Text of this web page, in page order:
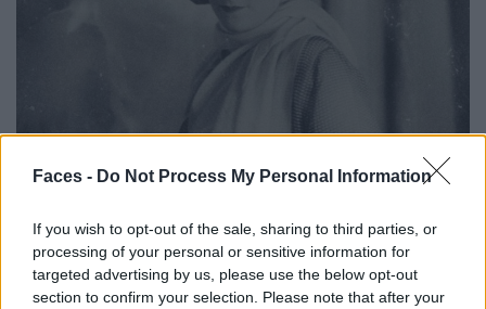
Faces - Do Not Process My Personal Information
If you wish to opt-out of the sale, sharing to third parties, or
processing of your personal or sensitive information for
targeted advertising by us, please use the below opt-out
section to confirm your selection. Please note that after your
Founders: Ein filmisches Denkmal für Helena Rubinstein
BEAUTY